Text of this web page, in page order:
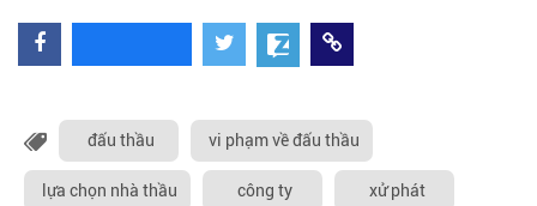
đấu thầu vi phạm về đấu thầu
lựa chọn nhà thầu công ty xử phát